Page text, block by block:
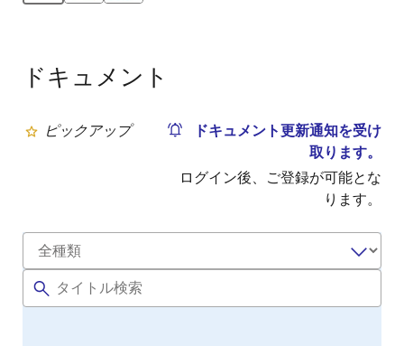
ドキュメント
ピックアップ
ドキュメント更新通知を受け
取ります。
ログイン後、ご登録が可能とな
ります。